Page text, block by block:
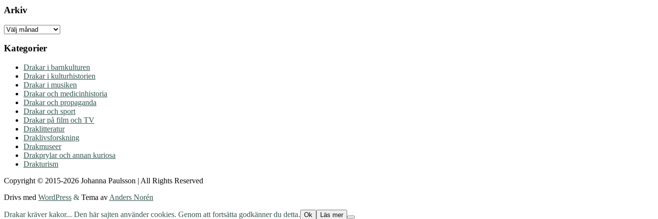
Arkiv
Arkiv
Kategorier
Drakar i barnkulturen
Drakar i kulturhistorien
Drakar i musiken
Drakar och medicinhistoria
Drakar och propaganda
Drakar och sport
Drakar på film och TV
Draklitteratur
Draklivsforskning
Drakmuseer
Drakprylar och annan kuriosa
Drakturism
Copyright © 2015-2026 Johanna Paulsson | All Rights Reserved
Drivs med WordPress & Tema av Anders Norén
Drakar kräver kakor... Den här sajten använder cookies. Genom att fortsätta godkänner du detta. Ok Läs mer